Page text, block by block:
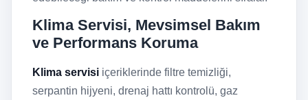
Klima Servisi, Mevsimsel Bakım
ve Performans Koruma
Klima servisi içeriklerinde filtre temizliği,
serpantin hijyeni, drenaj hattı kontrolü, gaz